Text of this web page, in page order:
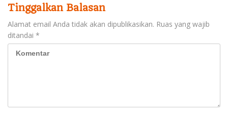
Tinggalkan Balasan
Alamat email Anda tidak akan dipublikasikan. Ruas yang wajib
ditandai *